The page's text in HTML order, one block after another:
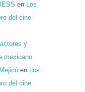
en Los
del cine
y
mexicano
en Los
del cine